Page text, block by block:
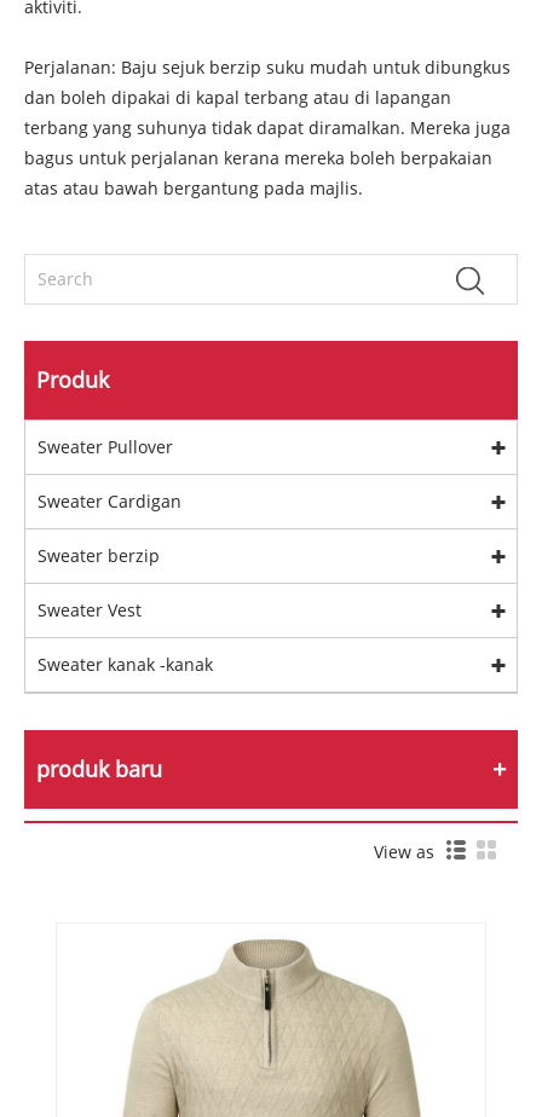
aktiviti.
Perjalanan: Baju sejuk berzip suku mudah untuk dibungkus
dan boleh dipakai di kapal terbang atau di lapangan
terbang yang suhunya tidak dapat diramalkan. Mereka juga
bagus untuk perjalanan kerana mereka boleh berpakaian
atas atau bawah bergantung pada majlis.
Produk
Sweater Pullover
Sweater Cardigan
Sweater berzip
Sweater Vest
Sweater kanak -kanak
produk baru
View as